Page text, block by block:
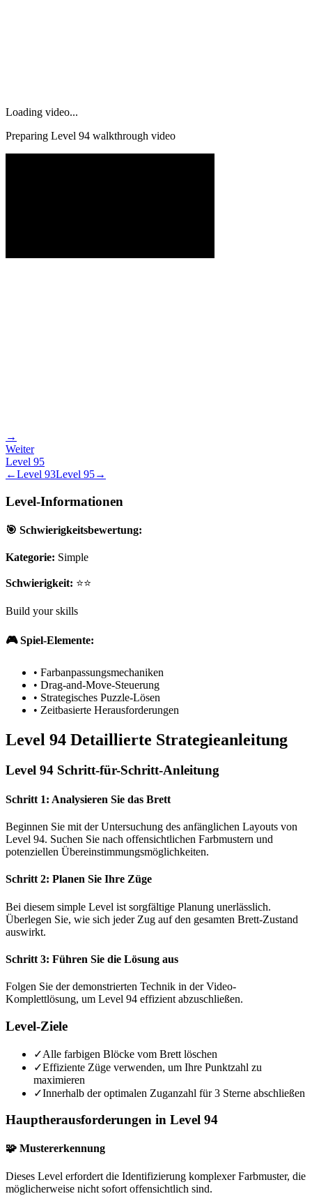
Loading video...
Preparing Level 94 walkthrough video
→
Weiter
Level 95
←Level 93Level 95→
Level-Informationen
🎯 Schwierigkeitsbewertung:
Kategorie: Simple
Schwierigkeit: ⭐⭐
Build your skills
🎮 Spiel-Elemente:
• Farbanpassungsmechaniken
• Drag-and-Move-Steuerung
• Strategisches Puzzle-Lösen
• Zeitbasierte Herausforderungen
Level 94 Detaillierte Strategieanleitung
Level 94 Schritt-für-Schritt-Anleitung
Schritt 1: Analysieren Sie das Brett
Beginnen Sie mit der Untersuchung des anfänglichen Layouts von
Level 94. Suchen Sie nach offensichtlichen Farbmustern und
potenziellen Übereinstimmungsmöglichkeiten.
Schritt 2: Planen Sie Ihre Züge
Bei diesem simple Level ist sorgfältige Planung unerlässlich.
Überlegen Sie, wie sich jeder Zug auf den gesamten Brett-Zustand
auswirkt.
Schritt 3: Führen Sie die Lösung aus
Folgen Sie der demonstrierten Technik in der Video-
Komplettlösung, um Level 94 effizient abzuschließen.
Level-Ziele
✓Alle farbigen Blöcke vom Brett löschen
✓Effiziente Züge verwenden, um Ihre Punktzahl zu
maximieren
✓Innerhalb der optimalen Zuganzahl für 3 Sterne abschließen
Hauptherausforderungen in Level 94
🧩 Mustererkennung
Dieses Level erfordert die Identifizierung komplexer Farbmuster, die
möglicherweise nicht sofort offensichtlich sind.